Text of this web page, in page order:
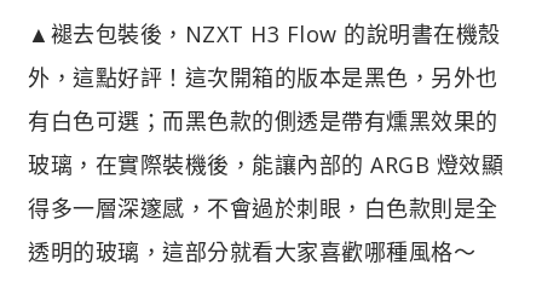
▲褪去包裝後，NZXT H3 Flow 的說明書在機殼
外，這點好評！這次開箱的版本是黑色，另外也
有白色可選；而黑色款的側透是帶有燻黑效果的
玻璃，在實際裝機後，能讓內部的 ARGB 燈效顯
得多一層深邃感，不會過於刺眼，白色款則是全
透明的玻璃，這部分就看大家喜歡哪種風格～